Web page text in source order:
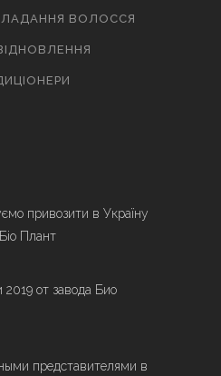
ВОЛОССЯ
привозити в Україну
Плант
2019 от завода Био
представителями в